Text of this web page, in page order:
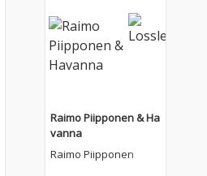
Raimo Piipponen & Ha
vanna
Raimo Piipponen